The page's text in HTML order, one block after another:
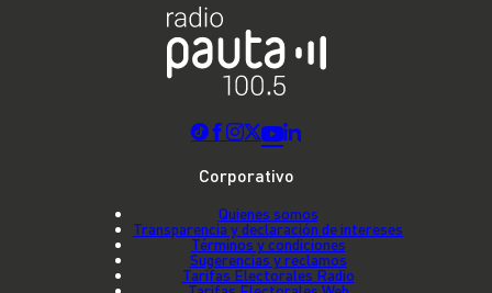
Corporativo
Quienes somos
Transparencia y declaración de intereses
Términos y condiciones
Sugerencias y reclamos
Tarifas Electorales Radio